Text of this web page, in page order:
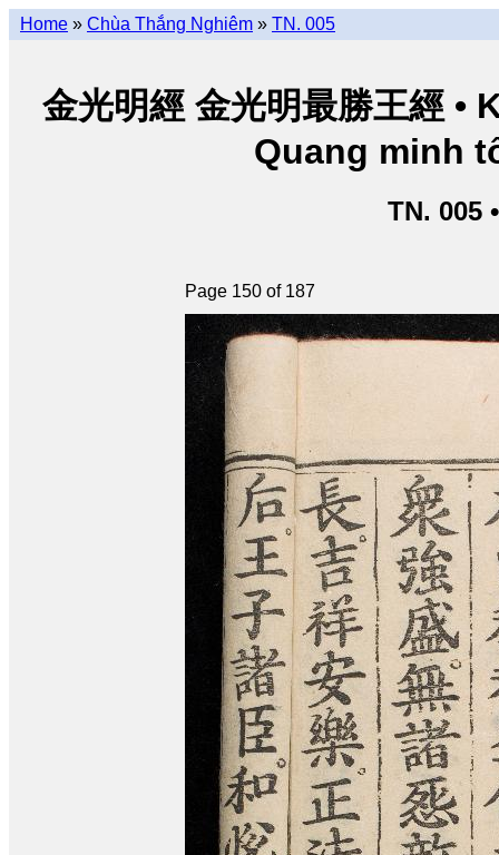
Home » Chùa Thắng Nghiêm » TN. 005
金光明經 金光明最勝王經
Quang minh
TN. 005
Page 150 of 187